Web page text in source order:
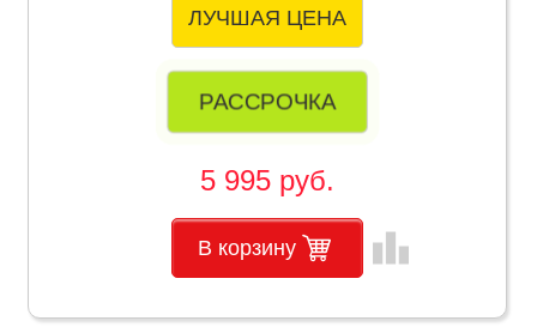
ЛУЧШАЯ ЦЕНА
РАССРОЧКА
5 995 руб.
В корзину leaderboard